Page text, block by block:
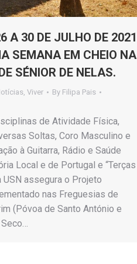
A 30 DE JULHO DE 2021
SEMANA EM CHEIO NA
SÉNIOR DE NELAS.
Viver By Filipa Pais
de Atividade Física,
Soltas, Coro Masculino e
à Guitarra, Rádio e Saúde
Local e de Portugal e “Terças
USN assegura o Projeto
nas Freguesias de
(Póvoa de Santo António e